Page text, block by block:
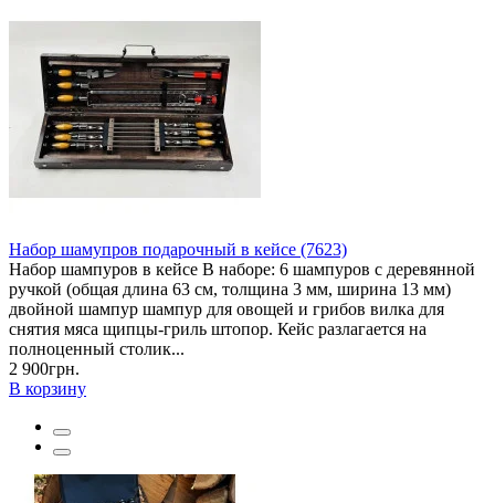
Набор шамупров подарочный в кейсе (7623)
Набор шампуров в кейсе В наборе: 6 шампуров с деревянной
ручкой (общая длина 63 см, толщина 3 мм, ширина 13 мм)
двойной шампур шампур для овощей и грибов вилка для
снятия мяса щипцы-гриль штопор. Кейс разлагается на
полноценный столик...
2 900грн.
В корзину